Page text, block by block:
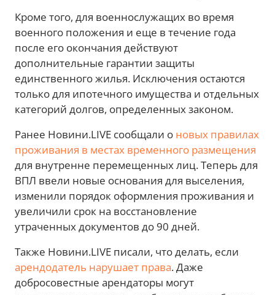
Кроме того, для военнослужащих во время
военного положения и еще в течение года
после его окончания действуют
дополнительные гарантии защиты
единственного жилья. Исключения остаются
только для ипотечного имущества и отдельных
категорий долгов, определенных законом.
Ранее Новини.LIVE сообщали о новых правилах
проживания в местах временного размещения
для внутренне перемещенных лиц. Теперь для
ВПЛ ввели новые основания для выселения,
изменили порядок оформления проживания и
увеличили срок на восстановление
утраченных документов до 90 дней.
Также Новини.LIVE писали, что делать, если
арендодатель нарушает права. Даже
добросовестные арендаторы могут